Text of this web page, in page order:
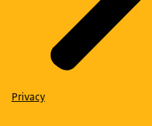
Privacy